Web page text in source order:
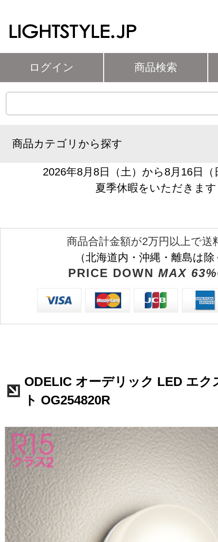
ログイン 商品検索
商品カテゴリから探す
2026年8月8日（土）から8月16日
夏季休暇をいただきます
商品合計金額が2万円以上で送
（北海道内・沖縄・離島は
PRICE DOWN MAX
ODELIC オーデリック LED エク
ト OG254820R